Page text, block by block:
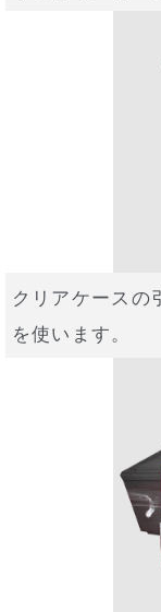
クリアケースの
を使います。